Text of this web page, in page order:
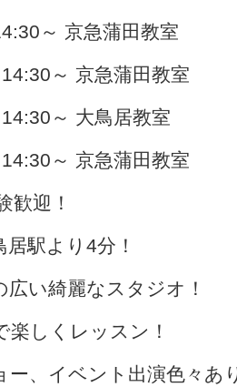
～ 京急蒲田教室
～ 京急蒲田教室
～ 大鳥居教室
～ 京急蒲田教室
歓迎！
駅より4分！
広い綺麗なスタジオ！
楽しくレッスン！
ー、イベント出演色々あ